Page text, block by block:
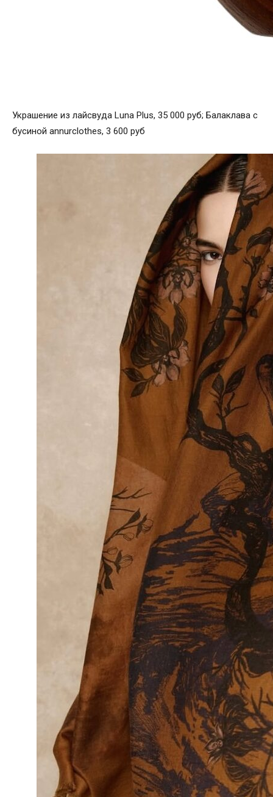
Украшение из лайсвуда Luna Plus, 35 000 руб; Балаклава с
бусиной annurclothes, 3 600 руб